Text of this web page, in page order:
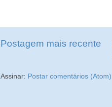
Postagem mais recente
Assinar: Postar comentários (Atom)